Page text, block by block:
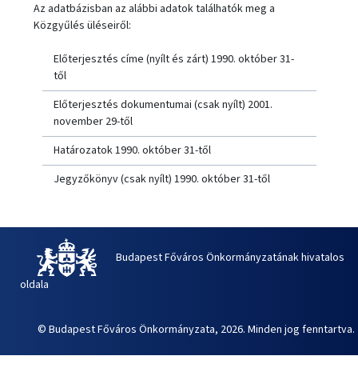
Az adatbázisban az alábbi adatok találhatók meg a
Közgyűlés üléseiről:
Előterjesztés címe (nyílt és zárt) 1990. október 31-
től
Előterjesztés dokumentumai (csak nyílt) 2001.
november 29-től
Határozatok 1990. október 31-től
Jegyzőkönyv (csak nyílt) 1990. október 31-től
Budapest Főváros Önkormányzatának hivatalos
oldala
© Budapest Főváros Önkormányzata, 2026. Minden jog fenntartva.